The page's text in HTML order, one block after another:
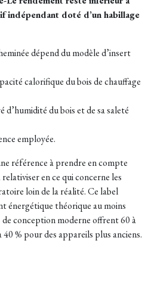
indépendant doté d’un habillage
dépend du modèle d’insert
calorifique du bois de chauffage
du bois et de sa saleté
employée.
référence à prendre en compte
en ce qui concerne les
loin de la réalité. Ce label
énergétique théorique au moins
conception moderne offrent 60 à
% pour des appareils plus anciens.